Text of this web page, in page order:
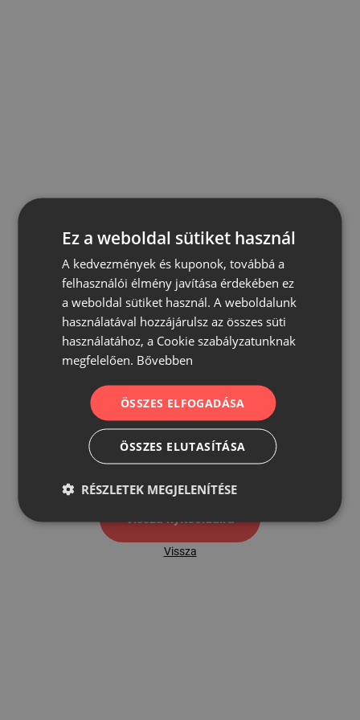
500
Vissza nyítóoldalra
Vissza
Ez a weboldal sütiket használ
A kedvezmények és kuponok, továbbá a
felhasználói élmény javítása érdekében ez
a weboldal sütiket használ. A weboldalunk
használatával hozzájárulsz az összes süti
használatához, a Cookie szabályzatunknak
megfelelően. Bővebben
ÖSSZES ELFOGADÁSA
ÖSSZES ELUTASÍTÁSA
RÉSZLETEK MEGJELENÍTÉSE